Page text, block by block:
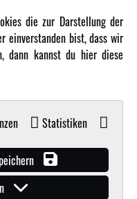
die zur Darstellung der
einverstanden bist, dass wir
dann kannst du hier diese
Statistiken